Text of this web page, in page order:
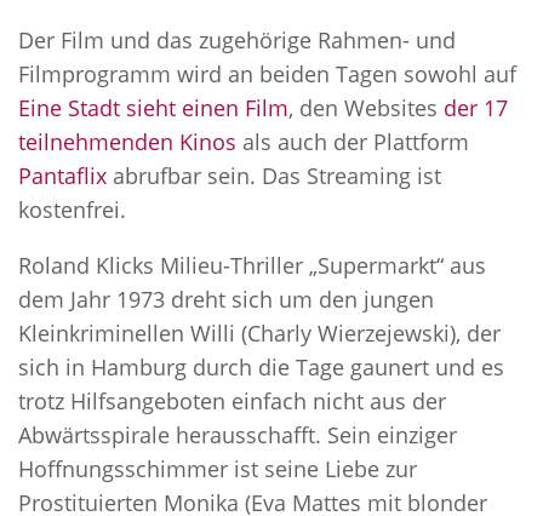
Der Film und das zugehörige Rahmen- und
Filmprogramm wird an beiden Tagen sowohl auf
Eine Stadt sieht einen Film, den Websites der 17
teilnehmenden Kinos als auch der Plattform
Pantaflix abrufbar sein. Das Streaming ist
kostenfrei.
Roland Klicks Milieu-Thriller „Supermarkt“ aus
dem Jahr 1973 dreht sich um den jungen
Kleinkriminellen Willi (Charly Wierzejewski), der
sich in Hamburg durch die Tage gaunert und es
trotz Hilfsangeboten einfach nicht aus der
Abwärtsspirale herausschafft. Sein einziger
Hoffnungsschimmer ist seine Liebe zur
Prostituierten Monika (Eva Mattes mit blonder